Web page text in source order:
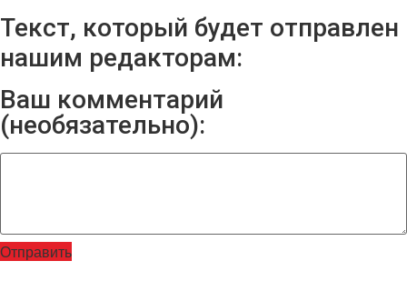
Текст, который будет отправлен
нашим редакторам:
Ваш комментарий
(необязательно):
Отправить